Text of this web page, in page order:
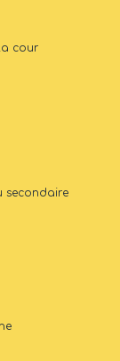
cour
secondaire